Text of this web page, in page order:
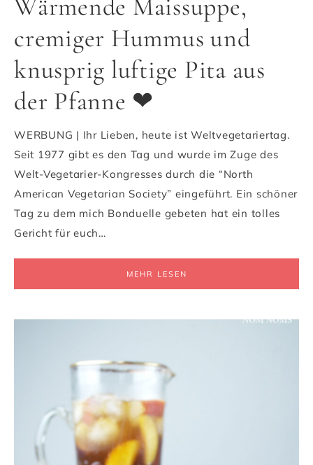
Wärmende Maissuppe,
cremiger Hummus und
knusprig luftige Pita aus
der Pfanne ❤
WERBUNG | Ihr Lieben, heute ist Weltvegetariertag.
Seit 1977 gibt es den Tag und wurde im Zuge des
Welt-Vegetarier-Kongresses durch die “North
American Vegetarian Society” eingeführt. Ein schöner
Tag zu dem mich Bonduelle gebeten hat ein tolles
Gericht für euch…
MEHR LESEN